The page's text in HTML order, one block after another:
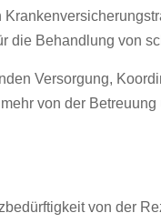
die Behandlung von
Versorgung,
von der
von der